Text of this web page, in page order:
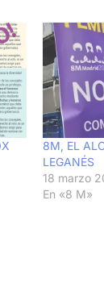
8M, EL
LEGANÉS
18 marzo
En «8 M»